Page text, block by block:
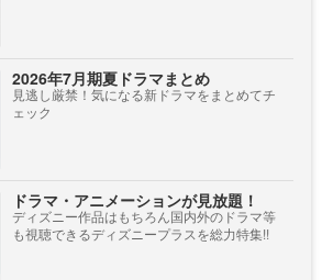
2026年7月期夏ドラマまとめ
見逃し厳禁！気になる新ドラマをまとめてチ
ェック
ドラマ・アニメーションが見放題！
ディズニー作品はもちろん国内外のドラマ等
も視聴できるディズニープラスを総力特集!!